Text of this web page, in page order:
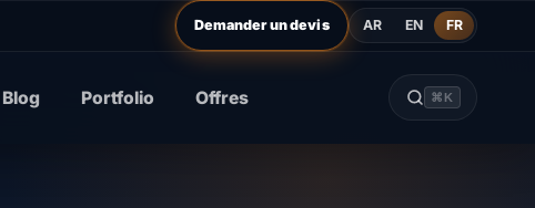
Demander un devis AR EN FR
Blog Portfolio Offres ⌘K